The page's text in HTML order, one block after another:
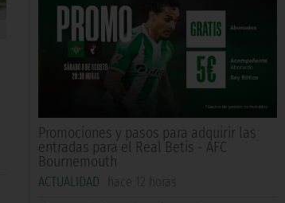
Promociones y pasos para adquirir las
entradas para el Real Betis - AFC
Bournemouth
ACTUALIDAD hace 12 horas